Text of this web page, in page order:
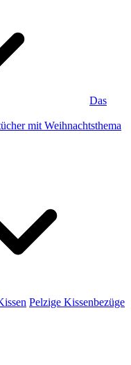
Das
mit Weihnachtsthema
Pelzige Kissenbezüge